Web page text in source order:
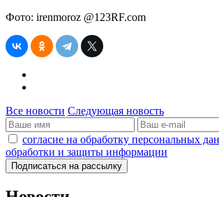
Фото: irenmoroz @123RF.com
Все новости Следующая новость
согласие на обработку персональных
обработки и защиты информации